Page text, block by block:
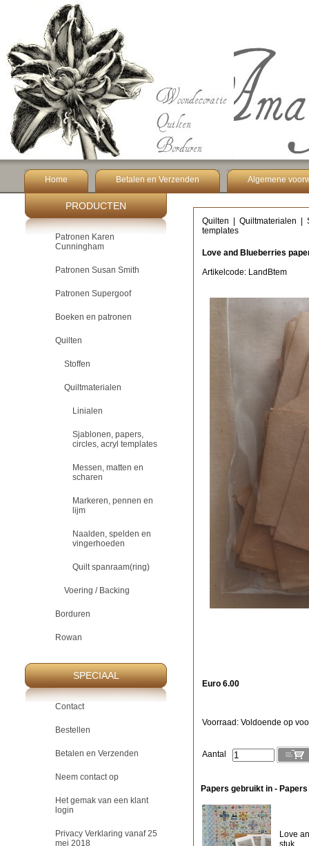
Home Betalen en Verzenden Algemene
PRODUCTEN
Patronen Karen
Cunningham
Patronen Susan Smith
Patronen Supergoof
Boeken en patronen
Quilten
Stoffen
Quiltmaterialen
Linialen
Sjablonen, papers,
circles, acryl templates
Messen, matten en
scharen
Markeren, pennen en
lijm
Naalden, spelden en
vingerhoeden
Quilt spanraam(ring)
Voering / Backing
Borduren
Rowan
SPECIAAL
Contact
Bestellen
Betalen en Verzenden
Neem contact op
Het gemak van een klant
login
Privacy Verklaring vanaf 25
mei 2018
Quilten Quiltmaterialen
templates
Love and Blueberries
Artikelcode: LandBtem
Euro 6.00
Voorraad: Voldoende op
Aantal
Papers gebruikt in -
Love
stuk